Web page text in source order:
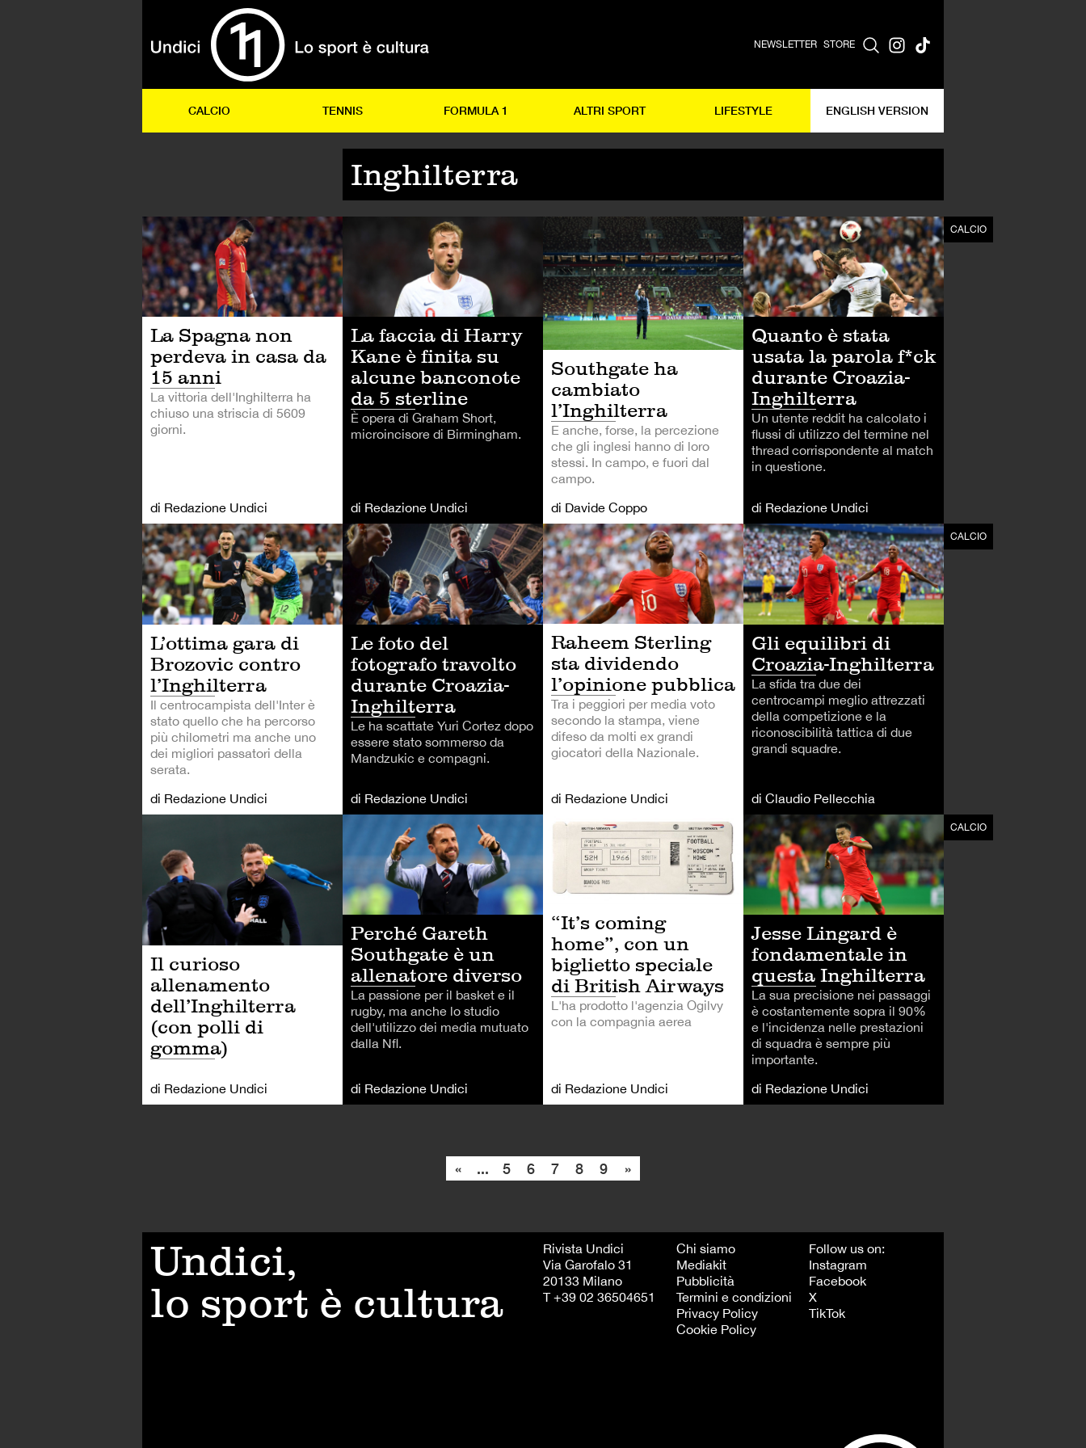
NEWSLETTER STORE
CALCIO TENNIS FORMULA 1 ALTRI SPORT LIFESTYLE ENGLISH VERSION
Inghilterra
La Spagna non
perdeva in casa da
15 anni
La vittoria dell'Inghilterra ha
chiuso una striscia di 5609
giorni.
di Redazione Undici
CALCIO
La faccia di Harry
Kane è finita su
alcune banconote
da 5 sterline
È opera di Graham Short,
microincisore di Birmingham.
di Redazione Undici
CALCIO
Southgate ha
cambiato
l’Inghilterra
E anche, forse, la percezione
che gli inglesi hanno di loro
stessi. In campo, e fuori dal
campo.
di Davide Coppo
CALCIO
Quanto è stata
usata la parola f*ck
durante Croazia-
Inghilterra
Un utente reddit ha calcolato i
flussi di utilizzo del termine nel
thread corrispondente al match
in questione.
di Redazione Undici
CALCIO
L’ottima gara di
Brozovic contro
l’Inghilterra
Il centrocampista dell'Inter è
stato quello che ha percorso
più chilometri ma anche uno
dei migliori passatori della
serata.
di Redazione Undici
CALCIO
Le foto del
fotografo travolto
durante Croazia-
Inghilterra
Le ha scattate Yuri Cortez dopo
essere stato sommerso da
Mandzukic e compagni.
di Redazione Undici
CALCIO
Raheem Sterling
sta dividendo
l’opinione pubblica
Tra i peggiori per media voto
secondo la stampa, viene
difeso da molti ex grandi
giocatori della Nazionale.
di Redazione Undici
CALCIO
Gli equilibri di
Croazia-Inghilterra
La sfida tra due dei
centrocampi meglio attrezzati
della competizione e la
riconoscibilità tattica di due
grandi squadre.
di Claudio Pellecchia
Il curioso
allenamento
dell’Inghilterra
(con polli di
gomma)
di Redazione Undici
CALCIO
Perché Gareth
Southgate è un
allenatore diverso
La passione per il basket e il
rugby, ma anche lo studio
dell'utilizzo dei media mutuato
dalla Nfl.
di Redazione Undici
CALCIO
“It’s coming
home”, con un
biglietto speciale
di British Airways
L'ha prodotto l'agenzia Ogilvy
con la compagnia aerea
di Redazione Undici
CALCIO
Jesse Lingard è
fondamentale in
questa Inghilterra
La sua precisione nei passaggi
è costantemente sopra il 90%
e l'incidenza nelle prestazioni
di squadra è sempre più
importante.
di Redazione Undici
« ... 5 6 7 8 9 »
Undici,
lo sport è cultura
Rivista Undici
Via Garofalo 31
20133 Milano
T +39 02 36504651
Chi siamo
Mediakit
Pubblicità
Termini e condizioni
Privacy Policy
Cookie Policy
Follow us on:
Instagram
Facebook
X
TikTok